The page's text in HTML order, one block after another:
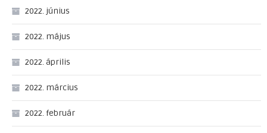
2022. június
2022. május
2022. április
2022. március
2022. február